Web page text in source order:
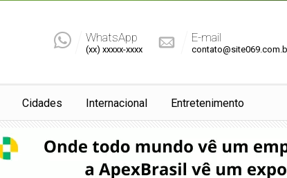
E-mail
WhatsApp
(xx) xxxxx-xxxx
Cidades Internacional Entretenimento